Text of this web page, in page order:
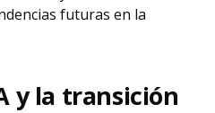
futuras en la
y la transición